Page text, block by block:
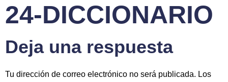
24-DICCIONARIO
Deja una respuesta
Tu dirección de correo electrónico no será publicada. Los